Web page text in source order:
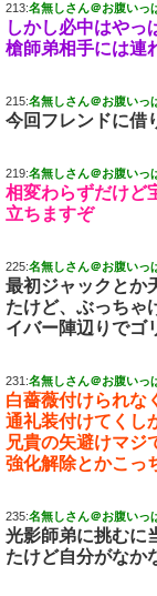
213:名無しさん＠お腹いっ
しかし必中はやっ
槍師弟相手には連
215:名無しさん＠お腹いっ
今回フレンドに借
219:名無しさん＠お腹いっ
相変わらずだけど
立ちますぞ
225:名無しさん＠お腹いっ
最初ジャックとか
たけど、ぶっちゃ
イバー陣辺りでゴ
231:名無しさん＠お腹いっ
白薔薇付けられな
通礼装付けてくし
兄貴の矢避けマジ
強化解除とかこっ
235:名無しさん＠お腹いっ
光影師弟に挑むに
たけど自分がなか